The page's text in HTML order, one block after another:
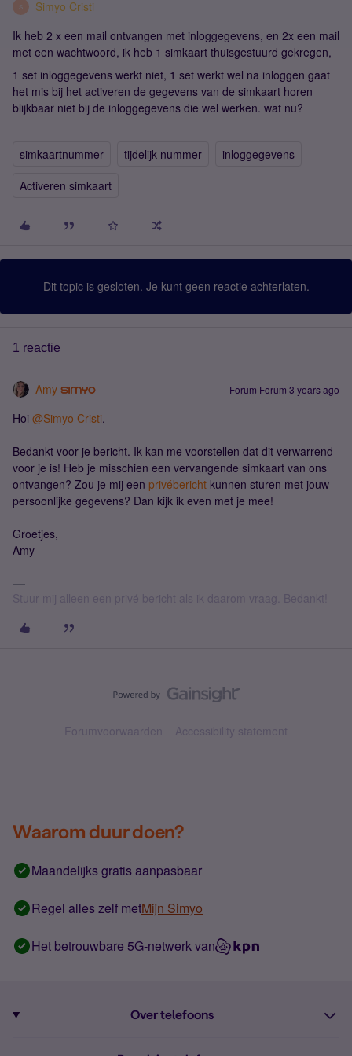
S
Simyo Cristi
Ik heb 2 x een mail ontvangen met inloggegevens, en 2x een mail
met een wachtwoord, ik heb 1 simkaart thuisgestuurd gekregen,
1 set inloggegevens werkt niet, 1 set werkt wel na inloggen gaat
het mis bij het activeren de gegevens van de simkaart horen
blijkbaar niet bij de inloggegevens die wel werken. wat nu?
simkaartnummer tijdelijk nummer
inloggegevens
Activeren simkaart
Dit topic is gesloten. Je kunt geen reactie achterlaten.
1 reactie
Amy Forum|Forum|3 years ago
Hoi @Simyo Cristi,
Bedankt voor je bericht. Ik kan me voorstellen dat dit verwarrend
voor je is! Heb je misschien een vervangende simkaart van ons
ontvangen? Zou je mij een privébericht kunnen sturen met jouw
persoonlijke gegevens? Dan kijk ik even met je mee!
Groetjes,
Amy
Stuur mij alleen een privé bericht als ik daarom vraag. Bedankt!
Forumvoorwaarden Accessibility statement
Waarom duur doen?
Maandelijks gratis aanpasbaar
Regel alles zelf metMijn Simyo
Het betrouwbare 5G-netwerk van
Over telefoons